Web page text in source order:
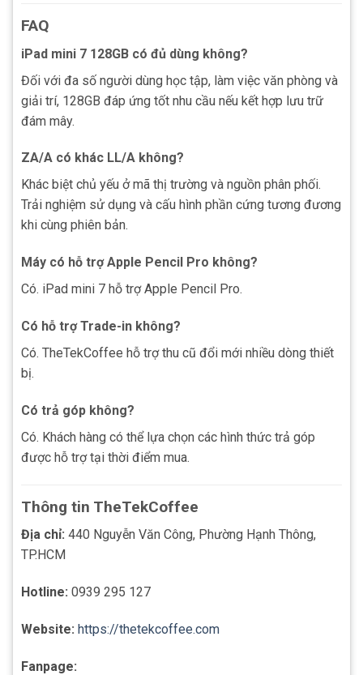
FAQ
iPad mini 7 128GB có đủ dùng không?
Đối với đa số người dùng học tập, làm việc văn phòng và
giải trí, 128GB đáp ứng tốt nhu cầu nếu kết hợp lưu trữ
đám mây.
ZA/A có khác LL/A không?
Khác biệt chủ yếu ở mã thị trường và nguồn phân phối.
Trải nghiệm sử dụng và cấu hình phần cứng tương đương
khi cùng phiên bản.
Máy có hỗ trợ Apple Pencil Pro không?
Có. iPad mini 7 hỗ trợ Apple Pencil Pro.
Có hỗ trợ Trade-in không?
Có. TheTekCoffee hỗ trợ thu cũ đổi mới nhiều dòng thiết
bị.
Có trả góp không?
Có. Khách hàng có thể lựa chọn các hình thức trả góp
được hỗ trợ tại thời điểm mua.
Thông tin TheTekCoffee
Địa chỉ: 440 Nguyễn Văn Công, Phường Hạnh Thông,
TP.HCM
Hotline: 0939 295 127
Website: https://thetekcoffee.com
Fanpage: